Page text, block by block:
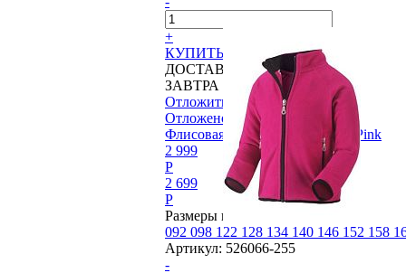
+
КУПИТЬ
ДОСТАВИМ
ЗАВТРА
Отложить
Отложено
Флисовая куртка Reima®, Tief Pink
2 999
P
2 699
P
Размеры в наличии:
092 098 122 128 134 140 146 152 158
Артикул: 526066-255
-